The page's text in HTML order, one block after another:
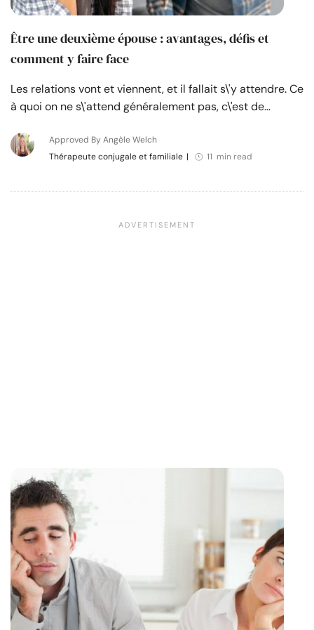
Être une deuxième épouse : avantages, défis et
comment y faire face
Les relations vont et viennent, et il fallait s\'y attendre. Ce
à quoi on ne s\'attend généralement pas, c\'est de…
Approved By Angèle Welch
Thérapeute conjugale et familiale | 11 min read